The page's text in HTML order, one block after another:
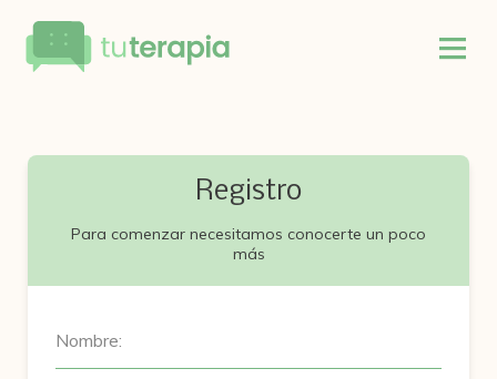
Registro
Para comenzar necesitamos conocerte un poco
más
Nombre: